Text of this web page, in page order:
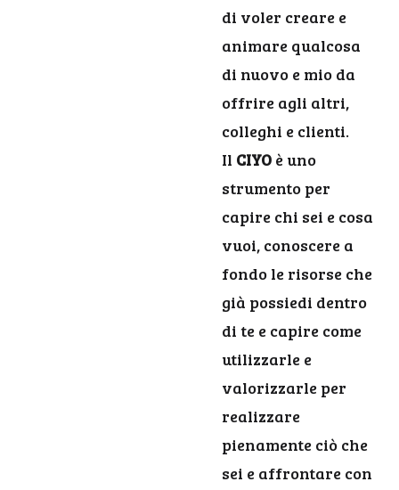
di voler creare e
animare qualcosa
di nuovo e mio da
offrire agli altri,
colleghi e clienti.
Il CIYO è uno
strumento per
capire chi sei e cosa
vuoi, conoscere a
fondo le risorse che
già possiedi dentro
di te e capire come
utilizzarle e
valorizzarle per
realizzare
pienamente ciò che
sei e affrontare con